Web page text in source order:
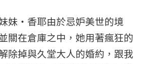
妹‧香耶由於忌妒美世的境
關在倉庫之中，她用著瘋狂的
除掉與久堂大人的婚約，跟我